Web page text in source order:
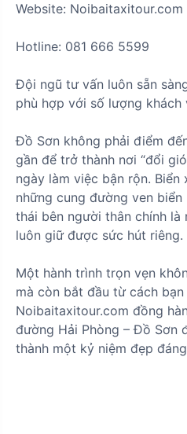
Website: Noibaitaxitour.com
Hotline: 081 666 5599
Đội ngũ tư vấn luôn sẵn
phù hợp với số lượng
Đồ Sơn không phải điểm
gần để trở thành nơi “đổi
ngày làm việc bận rộn. Biển
những cung đường ven
thái bên người thân chính
luôn giữ được sức hút riêng.
Một hành trình trọn vẹn
mà còn bắt đầu từ cách
Noibaitaxitour.com đồng
đường Hải Phòng – Đồ Sơn
thành một kỷ niệm đẹp